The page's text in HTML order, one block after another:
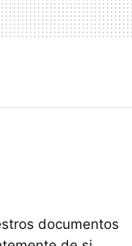
documentos